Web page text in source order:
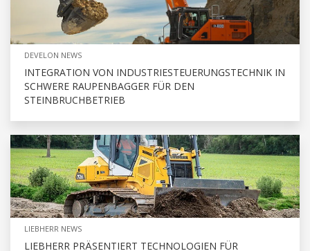
DEVELON NEWS
INTEGRATION VON INDUSTRIESTEUERUNGSTECHNIK IN
SCHWERE RAUPENBAGGER FÜR DEN
STEINBRUCHBETRIEB
LIEBHERR NEWS
LIEBHERR PRÄSENTIERT TECHNOLOGIEN FÜR